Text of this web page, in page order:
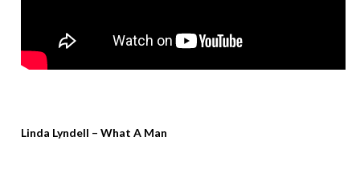
Linda Lyndell – What A Man